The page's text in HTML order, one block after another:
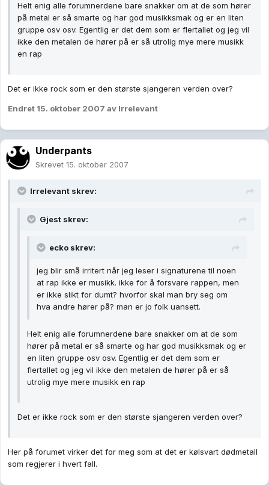
Helt enig alle forumnerdene bare snakker om at de som hører
på metal er så smarte og har god musikksmak og er en liten
gruppe osv osv. Egentlig er det dem som er flertallet og jeg vil
ikke den metalen de hører på er så utrolig mye mere musikk
en rap
Det er ikke rock som er den største sjangeren verden over?
Endret 15. oktober 2007 av Irrelevant
Underpants
Skrevet 15. oktober 2007
Irrelevant skrev:
Gjest skrev:
ecko skrev:
jeg blir små irritert når jeg leser i signaturene til noen
at rap ikke er musikk. ikke for å forsvare rappen, men
er ikke slikt for dumt? hvorfor skal man bry seg om
hva andre hører på? man er jo folk uansett.
Helt enig alle forumnerdene bare snakker om at de som
hører på metal er så smarte og har god musikksmak og er
en liten gruppe osv osv. Egentlig er det dem som er
flertallet og jeg vil ikke den metalen de hører på er så
utrolig mye mere musikk en rap
Det er ikke rock som er den største sjangeren verden over?
Her på forumet virker det for meg som at det er kølsvart dødmetall
som regjerer i hvert fall.